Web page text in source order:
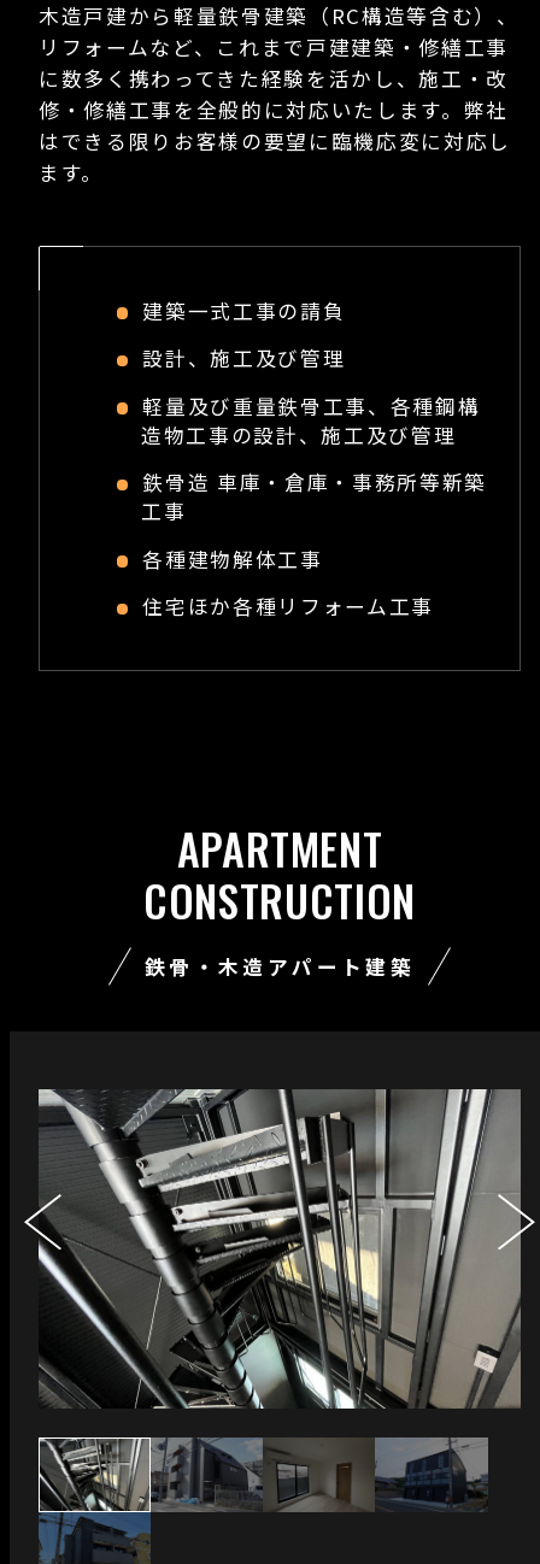
木造戸建から軽量鉄骨建築（RC構造等含む）、
リフォームなど、これまで戸建建築・修繕工事
に数多く携わってきた経験を活かし、施工・改
修・修繕工事を全般的に対応いたします。弊社
はできる限りお客様の要望に臨機応変に対応し
ます。
建築一式工事の請負
設計、施工及び管理
軽量及び重量鉄骨工事、各種鋼構
造物工事の設計、施工及び管理
鉄骨造 車庫・倉庫・事務所等新築
工事
各種建物解体工事
住宅ほか各種リフォーム工事
APARTMENT
CONSTRUCTION
鉄骨・木造アパート建築